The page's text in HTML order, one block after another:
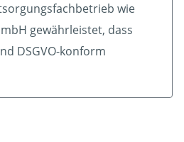
wie
gewährleistet, dass
DSGVO-konform